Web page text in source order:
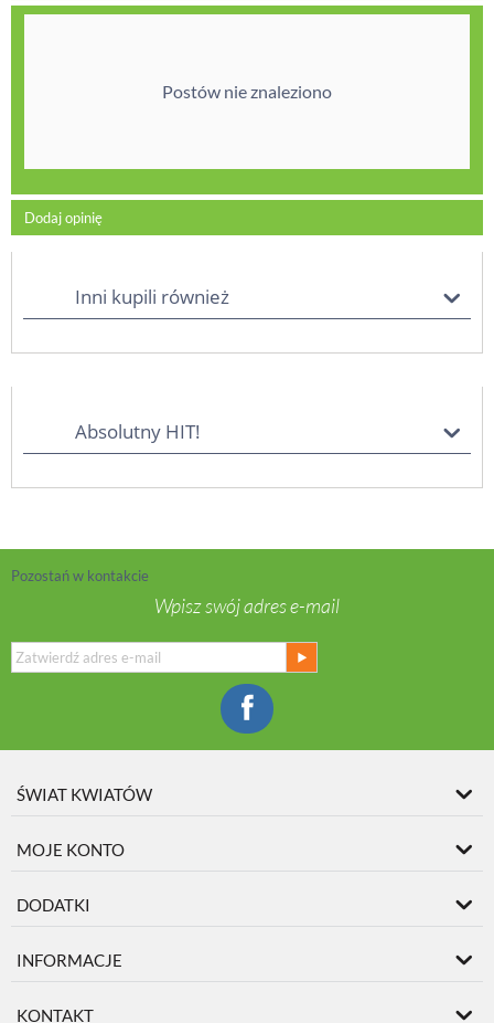
Postów nie znaleziono
Dodaj opinię
Inni kupili również
Absolutny HIT!
Pozostań w kontakcie
Wpisz swój adres e-mail
ŚWIAT KWIATÓW
MOJE KONTO
DODATKI
INFORMACJE
KONTAKT